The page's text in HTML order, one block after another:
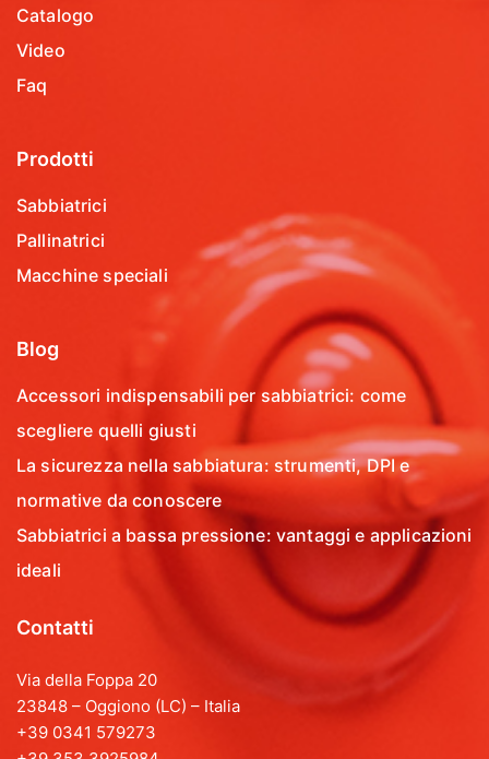
Catalogo
Video
Faq
Prodotti
Sabbiatrici
Pallinatrici
Macchine speciali
Blog
Accessori indispensabili per sabbiatrici: come
scegliere quelli giusti
La sicurezza nella sabbiatura: strumenti, DPI e
normative da conoscere
Sabbiatrici a bassa pressione: vantaggi e applicazioni
ideali
Contatti
Via della Foppa 20
23848 – Oggiono (LC) – Italia
+39 0341 579273